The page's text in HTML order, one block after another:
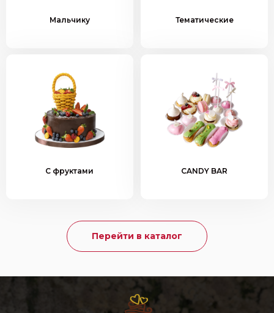
Мальчику Тематические
С фруктами CANDY BAR
Перейти в каталог